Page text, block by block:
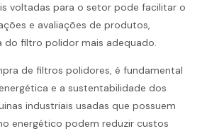
voltadas para o setor pode facilitar o
e avaliações de produtos,
do filtro polidor mais adequado.
de filtros polidores, é fundamental
e a sustentabilidade dos
industriais usadas que possuem
energético podem reduzir custos